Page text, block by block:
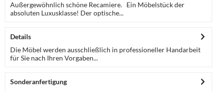
Außergewöhnlich schöne Recamiere. Ein Möbelstück der
absoluten Luxusklasse! Der optische...
Details
Die Möbel werden ausschließlich in professioneller Handarbeit
für Sie nach Ihren Vorgaben...
Sonderanfertigung